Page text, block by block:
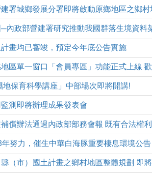
署城鄉發展分署即將啟動原鄉地區之鄉
內政部營建署研究推動我國群落生境資料
畫均已審竣，預定今年底公告實施
區單一窗口「會員專區」功能正式上線
保育科學講座」中部場次即將開講!
測即將辦理成果發表會
償辦法通過內政部部務會報 既有合法權
努力，催生中華白海豚重要棲息環境公
（市）國土計畫之鄉村地區整體規劃 即